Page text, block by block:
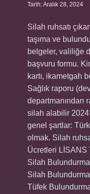
Tarih: Aralık 28, 2024
Silah ruhsatı
taşıma ve
belgeler, valiliğe
başvuru formu.
kartı, ikametgah
Sağlık raporu
departmanından
silah alabilir
genel şartlar:
olmak. Silah
Ücretleri
Silah
Silah
Tüfek